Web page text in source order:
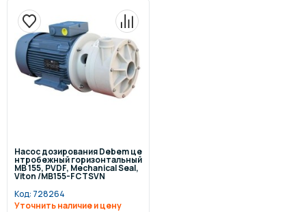
Насос дозирования Debem це
нтробежный горизонтальный
MB 155, PVDF, Mechanical Seal,
Viton /MB155-FCTSVN
Код: 728264
Уточнить наличие и цену